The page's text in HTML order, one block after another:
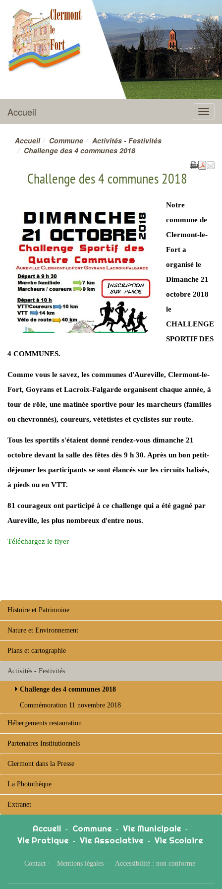
CLERMONT-LE-FORT
Menu
Accueil
Accueil Commune
Activités - Festivités
Challenge des 4 communes 2018
Challenge des 4 communes 2018
Notre
commune de
Clermont-le-
Fort a
organisé le
Dimanche 21
octobre 2018
le
CHALLENGE
SPORTIF DES
4 COMMUNES.
Comme vous le savez, les communes d'Aureville, Clermont-le-
Fort, Goyrans et Lacroix-Falgarde organisent chaque année, à
tour de rôle, une matinée sportive pour les marcheurs (familles
ou chevronnés), coureurs, vététistes et cyclistes sur route.
Tous les sportifs s'étaient donné rendez-vous dimanche 21
octobre devant la salle des fêtes dès 9 h 30. Après un bon petit-
déjeuner les participants se sont élancés sur les circuits balisés,
à pieds ou en VTT.
81 courageux ont participé à ce challenge qui a été gagné par
Aureville, les plus nombreux d'entre nous.
Téléchargez le flyer
Histoire et Patrimoine
Nature et Environnement
Plans et cartographie
Activités - Festivités
Challenge des 4 communes 2018
Commémoration 11 novembre 2018
Hébergements restauration
Partenaires Institutionnels
Clermont dans la Presse
La Photothèque
Extranet
Accueil - Commune - Vie Municipale -
Vie Pratique - Vie Associative - Vie Scolaire
Contact - Mentions légales - Accessibilité : non conforme